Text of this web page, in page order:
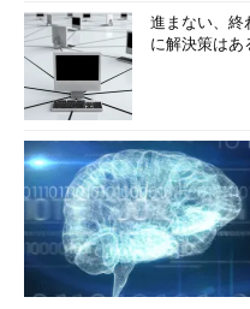
進まない、終
に解決策はあ